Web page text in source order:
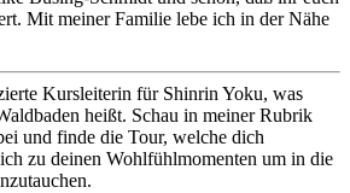
Mit meiner Familie lebe ich in der Nähe
Kursleiterin für Shinrin Yoku, was
heißt. Schau in meiner Rubrik
und finde die Tour, welche dich
zu deinen Wohlfühlmomenten um in die